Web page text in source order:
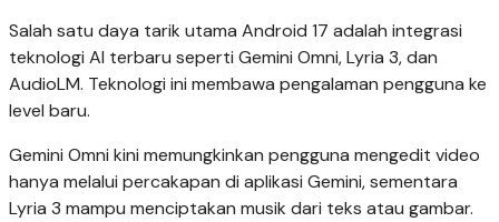
Salah satu daya tarik utama Android 17 adalah integrasi
teknologi AI terbaru seperti Gemini Omni, Lyria 3, dan
AudioLM. Teknologi ini membawa pengalaman pengguna ke
level baru.
Gemini Omni kini memungkinkan pengguna mengedit video
hanya melalui percakapan di aplikasi Gemini, sementara
Lyria 3 mampu menciptakan musik dari teks atau gambar.